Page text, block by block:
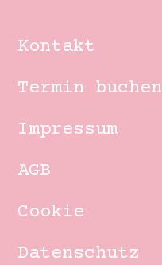
Kontakt
Termin buchen
Impressum
AGB
Cookie
Datenschutz